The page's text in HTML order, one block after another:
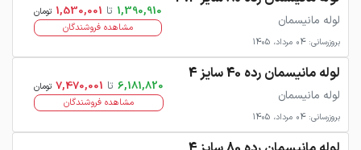
لوله مانیسمان
بروزرسانی: 04 مرداد، 1405
1,390,910 تا 1,530,001 تومان
مشاهده فروشندگان
لوله مانیسمان رده 40 سایز 4
لوله مانیسمان
بروزرسانی: 04 مرداد، 1405
6,181,820 تا 7,470,001 تومان
مشاهده فروشندگان